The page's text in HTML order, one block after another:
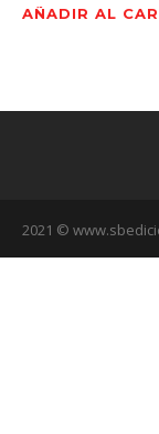
AÑADIR AL
2021 ©